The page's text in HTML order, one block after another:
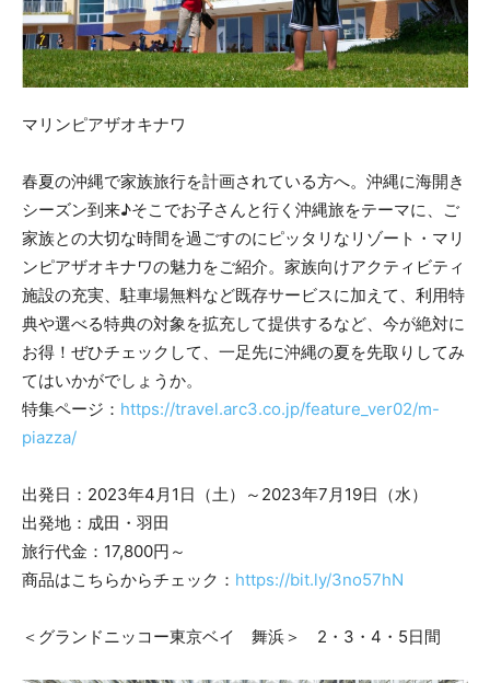
マリンピアザオキナワ
春夏の沖縄で家族旅行を計画されている方へ。沖縄に海開き
シーズン到来♪そこでお子さんと行く沖縄旅をテーマに、ご
家族との大切な時間を過ごすのにピッタリなリゾート・マリ
ンピアザオキナワの魅力をご紹介。家族向けアクティビティ
施設の充実、駐車場無料など既存サービスに加えて、利用特
典や選べる特典の対象を拡充して提供するなど、今が絶対に
お得！ぜひチェックして、一足先に沖縄の夏を先取りしてみ
てはいかがでしょうか。
特集ページ： https://travel.arc3.co.jp/feature_ver02/m-
piazza/
出発日：2023年4月1日（土）～2023年7月19日（水）
出発地：成田・羽田
旅行代金：17,800円～
商品はこちらからチェック： https://bit.ly/3no57hN
＜グランドニッコー東京ベイ 舞浜＞ 2・3・4・5日間